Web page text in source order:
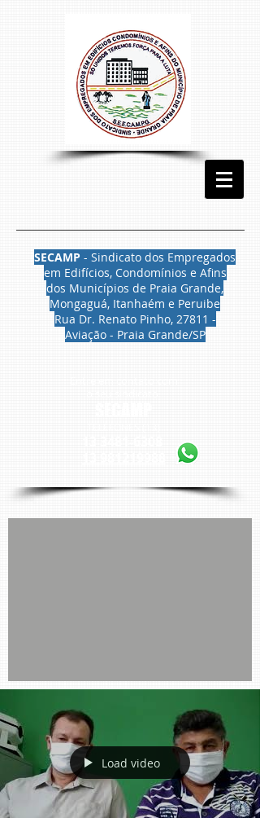
SECAMP - Sindicato dos Empregados
em Edifícios, Condomínios e Afins
dos Municípios de Praia Grande,
Mongaguá, Itanhaém e Peruibe
Rua Dr. Renato Pinho, 27811 -
Aviação - Praia Grande/SP
Load video